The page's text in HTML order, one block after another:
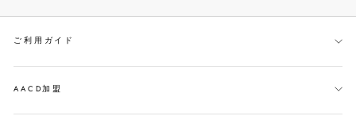
ご利用ガイド
AACD加盟